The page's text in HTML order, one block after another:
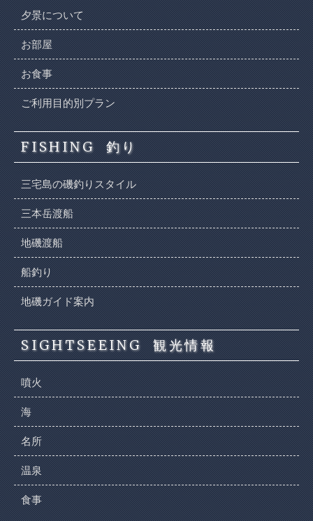
夕景について
お部屋
お食事
ご利用目的別プラン
FISHING 釣り
三宅島の磯釣りスタイル
三本岳渡船
地磯渡船
船釣り
地磯ガイド案内
SIGHTSEEING 観光情報
噴火
海
名所
温泉
食事